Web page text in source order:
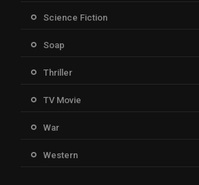
Science Fiction
Soap
Thriller
TV Movie
War
Western